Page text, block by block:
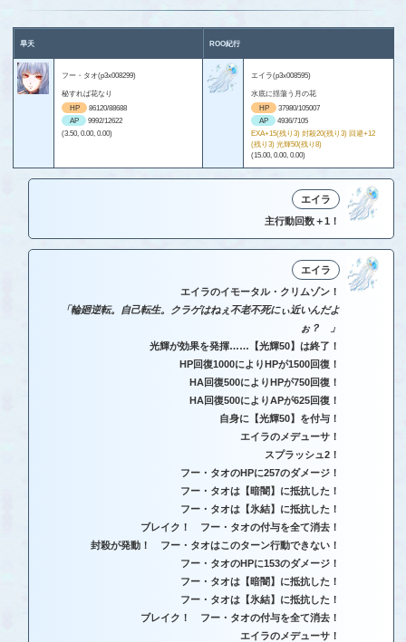
旱天 ROO紀行
フー・タオ(p3x008299)
秘すれば花なり
HP
86120/88688
AP
9992/12622
(3.50, 0.00, 0.00)
エイラ(p3x008595)
水底に揺蕩う月の花
HP
37980/105007
AP
4936/7105
EXA+15(残り3) 封殺20(残り3) 回避+12
(残り3) 光輝50(残り8)
(15.00, 0.00, 0.00)
エイラ
主行動回数＋1！
エイラ
エイラのイモータル・クリムゾン！
「輪廻逆転。自己転生。クラゲはねぇ不老不死にぃ近いんだよ
ぉ？ 」
光輝が効果を発揮……【光輝50】は終了！
HP回復1000によりHPが1500回復！
HA回復500によりHPが750回復！
HA回復500によりAPが625回復！
自身に【光輝50】を付与！
エイラのメデューサ！
スプラッシュ2！
フー・タオのHPに257のダメージ！
フー・タオは【暗闇】に抵抗した！
フー・タオは【氷結】に抵抗した！
ブレイク！ フー・タオの付与を全て消去！
封殺が発動！ フー・タオはこのターン行動できない！
フー・タオのHPに153のダメージ！
フー・タオは【暗闇】に抵抗した！
フー・タオは【氷結】に抵抗した！
ブレイク！ フー・タオの付与を全て消去！
エイラのメデューサ！